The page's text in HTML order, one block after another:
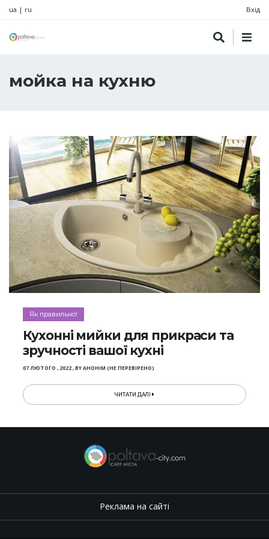
ua | ru Вхід
мойка на кухню
Як правильно!
Кухонні мийки для прикраси та
зручності вашої кухні
07 ЛЮТОГО , 2022,BYАНОНІМ (НЕ ПЕРЕВІРЕНО)
ЧИТАТИ ДАЛІ
Реклама на сайті